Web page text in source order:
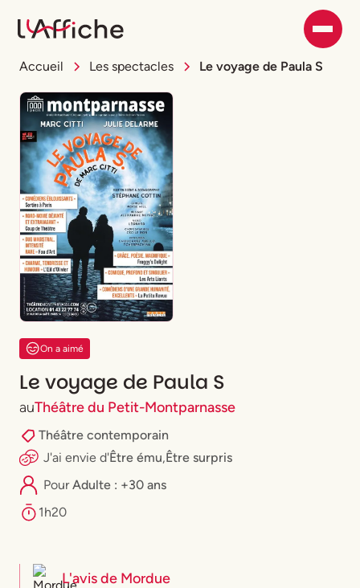
Accueil Les spectacles Le voyage de Paula S
On a aimé
Le voyage de Paula S
auThéâtre du Petit-Montparnasse
Théâtre contemporain
J'ai envie d'Être ému,Être surpris
PourAdulte : +30 ans
1h20
L'avis de Mordue